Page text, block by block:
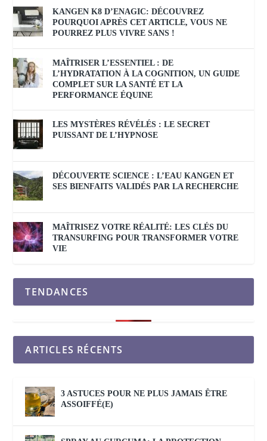
KANGEN K8 D’ENAGIC: DÉCOUVREZ
POURQUOI APRÈS CET ARTICLE, VOUS NE
POURREZ PLUS VIVRE SANS !
MAÎTRISER L’ESSENTIEL : DE
L’HYDRATATION À LA COGNITION, UN GUIDE
COMPLET SUR LA SANTÉ ET LA
PERFORMANCE ÉQUINE
LES MYSTÈRES RÉVÉLÉS : LE SECRET
PUISSANT DE L’HYPNOSE
DÉCOUVERTE SCIENCE : L’EAU KANGEN ET
SES BIENFAITS VALIDÉS PAR LA RECHERCHE
MAÎTRISEZ VOTRE RÉALITÉ: LES CLÉS DU
TRANSURFING POUR TRANSFORMER VOTRE
VIE
TENDANCES
ARTICLES RÉCENTS
3 ASTUCES POUR NE PLUS JAMAIS ÊTRE
ASSOIFFÉ(E)